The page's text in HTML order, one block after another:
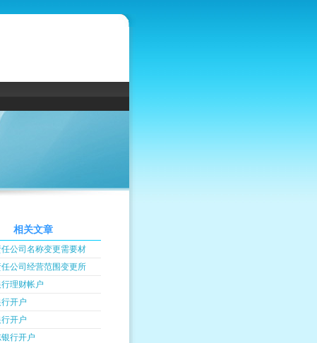
相关文章
公司名称变更需要材
公司经营范围变更所
理财帐户
开户
开户
行开户